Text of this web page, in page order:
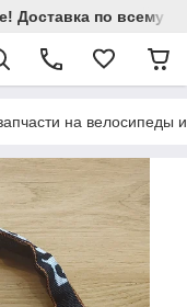
Доставка по всему
на велосипеды